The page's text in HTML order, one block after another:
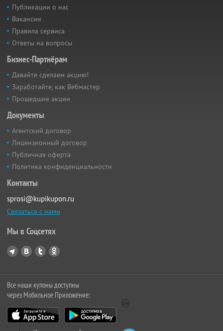
Публикации о нас
Вакансии
Правила сервиса
Ответы на вопросы
Бизнес-Партнёрам
Давайте сделаем акцию!
Заработайте, как Вебмастер
Прошедшие акции
Документы
Агентский договор
Лицензионный договор
Публичная оферта
Политика конфиденциальности
Контакты
sprosi@kupikupon.ru
Связаться с нами
Мы в Соцсетях
Все наши купоны доступны
через Мобильное Приложение: